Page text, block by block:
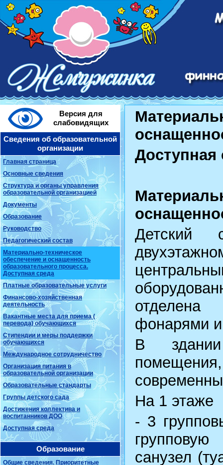
Версия для
слабовидящих
Сведения об образовательной
организации
Главная страница
Основные сведения
Структура и органы управления
образовательной организацией
Документы
Образование
Руководство
Педагогический состав
Материально-техническое
обеспечение и оснащенность
образовательного процесса.
Доступная среда
Платные образовательные услуги
Финансово-хозяйственная
деятельность
Вакантные места для приема (
перевода) обучающихся
Стипендии и меры поддержки
обучающихся
Международное сотрудничество
Организация питания в
образовательной организации
Образовательные стандарты
Группы детского сада
Достижения коллектива и
воспитанников ДОО
Доступная среда
Образование
Общие сведения. Приоритетные
Доступная
Детский
фонарями и
В
На 1 этаже
- 3
санузел